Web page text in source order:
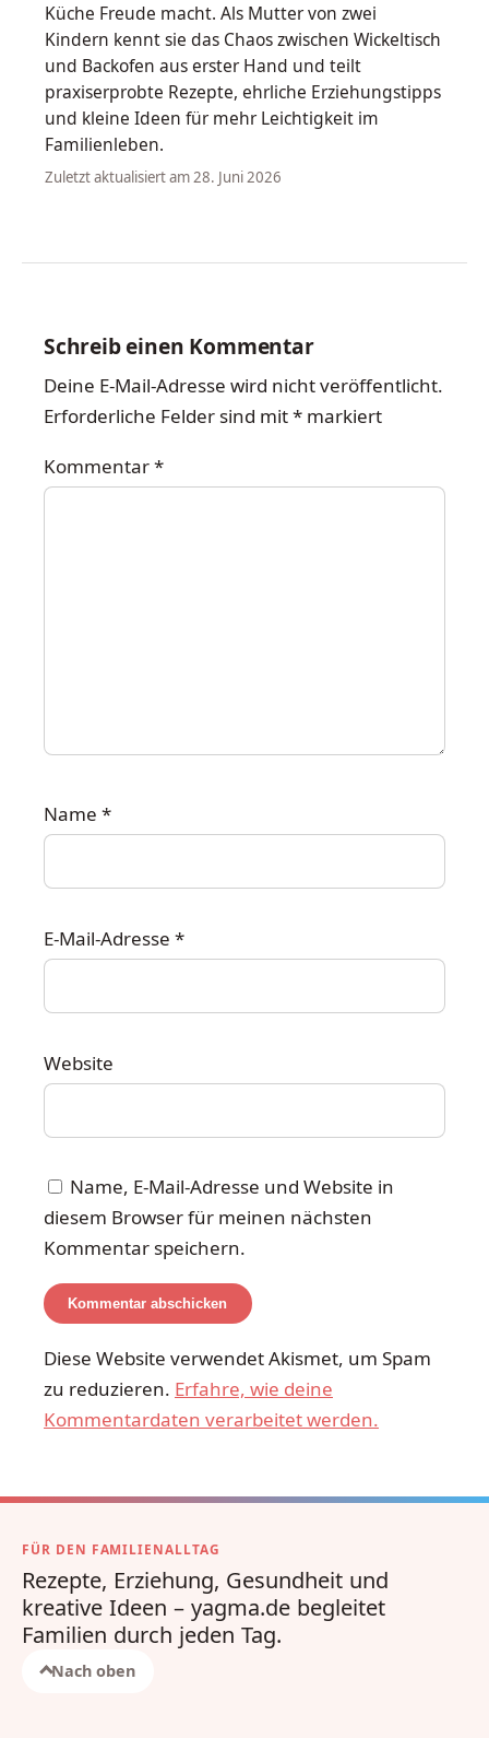
Küche Freude macht. Als Mutter von zwei
Kindern kennt sie das Chaos zwischen Wickeltisch
und Backofen aus erster Hand und teilt
praxiserprobte Rezepte, ehrliche Erziehungstipps
und kleine Ideen für mehr Leichtigkeit im
Familienleben.
Zuletzt aktualisiert am 28. Juni 2026
Schreib einen Kommentar
Deine E-Mail-Adresse wird nicht veröffentlicht.
Erforderliche Felder sind mit* markiert
Kommentar*
Name *
E-Mail-Adresse *
Website
Name, E-Mail-Adresse und Website in
diesem Browser für meinen nächsten
Kommentar speichern.
Diese Website verwendet Akismet, um Spam
zu reduzieren. Erfahre, wie deine
Kommentardaten verarbeitet werden.
FÜR DEN FAMILIENALLTAG
Rezepte, Erziehung, Gesundheit und
kreative Ideen – yagma.de begleitet
Familien durch jeden Tag.
Nach oben